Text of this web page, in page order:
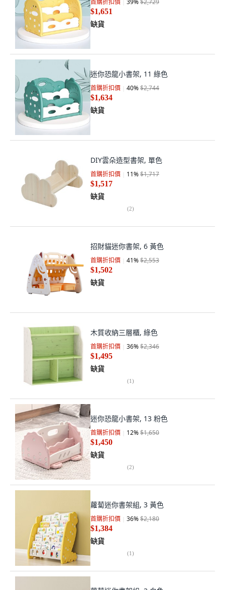
首購折扣價 39%$2,729
$1,651
缺貨
迷你恐龍小書架, 11 綠色
首購折扣價 40%$2,744
$1,634
缺貨
DIY雲朵造型書架, 單色
首購折扣價 11%$1,717
$1,517
缺貨
(2)
招財貓迷你書架, 6 黃色
首購折扣價 41%$2,553
$1,502
缺貨
木質收納三層櫃, 綠色
首購折扣價 36%$2,346
$1,495
缺貨
(1)
迷你恐龍小書架, 13 粉色
首購折扣價 12%$1,650
$1,450
缺貨
(2)
蘿蔔迷你書架組, 3 黃色
首購折扣價 36%$2,180
$1,384
缺貨
(1)